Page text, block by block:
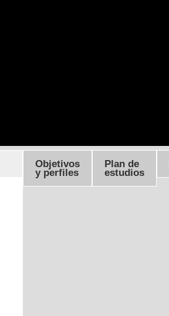
Objetivos
y perfiles
Plan de
estudios